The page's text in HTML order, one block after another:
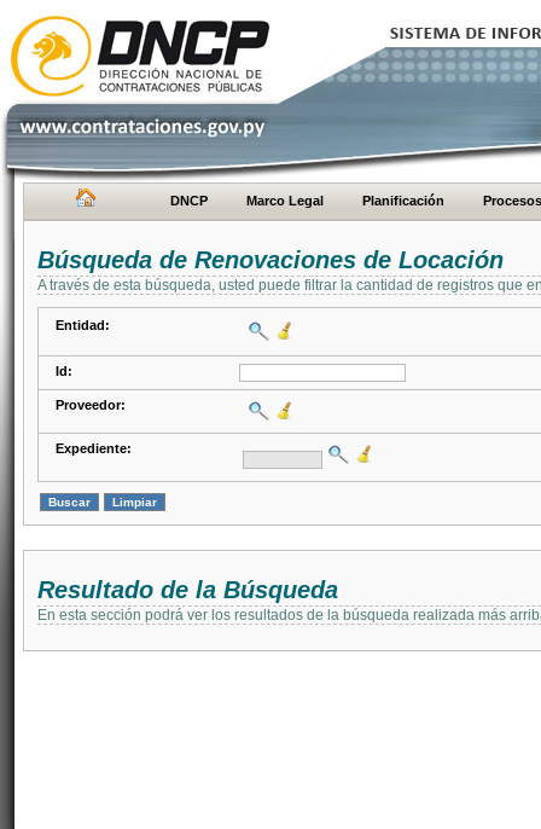
DNCP Marco Legal Planificación Procesos
Búsqueda de Renovaciones de Locación
A través de esta búsqueda, usted puede filtrar la cantidad de registros que
Entidad:
Id:
Proveedor:
Expediente:
Resultado de la Búsqueda
En esta sección podrá ver los resultados de la búsqueda realizada más